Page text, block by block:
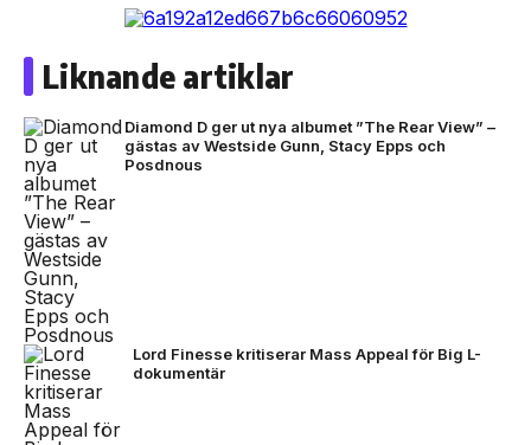
Liknande artiklar
Diamond D ger ut nya albumet ”The Rear View” –
gästas av Westside Gunn, Stacy Epps och
Posdnous
Lord Finesse kritiserar Mass Appeal för Big L-
dokumentär